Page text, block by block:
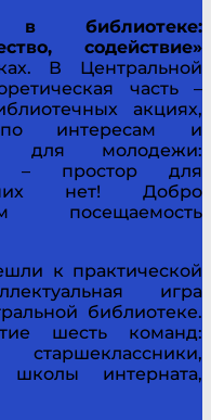
в библиотеке:
содействие»
В Центральной
часть –
акциях,
интересам и
для молодежи:
– простор для
нет! Добро
посещаемость
к практической
игра
библиотеке.
шесть команд:
школы интерната,